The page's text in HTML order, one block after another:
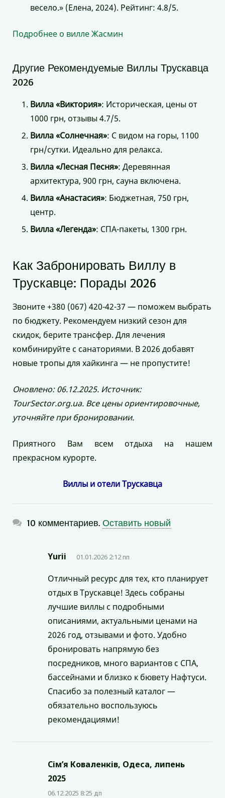
весело.» (Елена, 2024). Рейтинг: 4.8/5.
Подробнее о вилле Жасмин
Другие Рекомендуемые Виллы Трускавца
2026
Вилла «Виктория»: Историческая, цены от
1000 грн, отзывы 4.7/5.
Вилла «Солнечная»: С видом на горы, 1100
грн/сутки. Идеально для релакса.
Вилла «Лесная Песня»: Деревянная
архитектура, 900 грн, сауна включена.
Вилла «Анастасия»: Бюджетная, 750 грн,
центр.
Вилла «Легенда»: СПА-пакеты, 1300 грн.
Как Забронировать Виллу в
Трускавце: Порады 2026
Звоните +380 (067) 420-42-37 — поможем выбрать
по бюджету. Рекомендуем низкий сезон для
скидок, берите трансфер. Для лечения
комбинируйте с санаториями. В 2026 добавят
новые тропы для хайкинга — не пропустите!
Оновлено: 06.12.2025. Источник:
TourSector.org.ua. Все цены ориентировочные,
уточняйте при бронировании.
Приятного Вам всем отдыха на нашем
прекрасном курорте.
Виллы и отели Трускавца
10 комментариев. Оставить новый
Yurii 01.01.2026 2:12 пп
Отличный ресурс для тех, кто планирует
отдых в Трускавце! Здесь собраны
лучшие виллы с подробными
описаниями, актуальными ценами на
2026 год, отзывами и фото. Удобно
бронировать напрямую без
посредников, много вариантов с СПА,
бассейнами и близко к бювету Нафтуси.
Спасибо за полезный каталог —
обязательно воспользуюсь
рекомендациями!
Сім’я Коваленків, Одеса, липень
2025
06.12.2025 8:25 дп